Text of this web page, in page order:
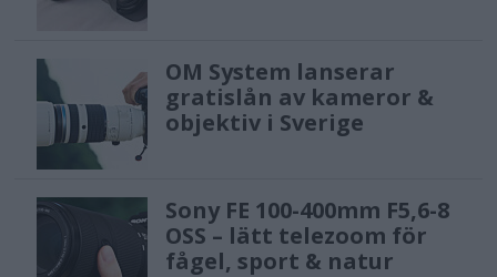
OM System lanserar
gratislån av kameror &
objektiv i Sverige
Sony FE 100-400mm F5,6-8
OSS – lätt telezoom för
fågel, sport & natur